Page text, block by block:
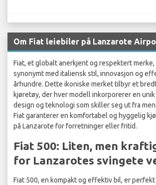
Om Fiat leiebiler på Lanzarote
Fiat, et globalt anerkjent og respektert
synonymt med italiensk stil, innovasjon og
århundre. Dette ikoniske merket tilbyr et
kjøretøy, der hver modell inkorporerer en
design og teknologi som skiller seg ut fra
Fiat garanterer en komfortabel og hyggelig
på Lanzarote for forretninger eller fritid.
Fiat 500: Liten, men
for Lanzarotes svingete
Fiat 500, en kompakt og effektiv bil, er